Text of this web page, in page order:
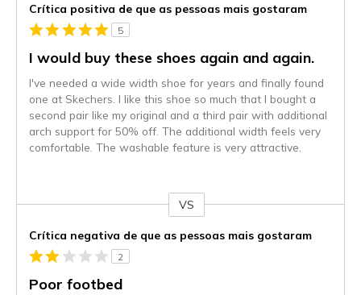
Crítica positiva de que as pessoas mais gostaram
5
I would buy these shoes again and again.
I've needed a wide width shoe for years and finally found
one at Skechers. I like this shoe so much that I bought a
second pair like my original and a third pair with additional
arch support for 50% off. The additional width feels very
comfortable. The washable feature is very attractive.
VS
Crítica negativa de que as pessoas mais gostaram
2
Poor footbed